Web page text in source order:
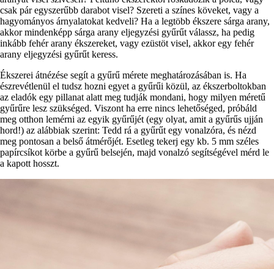
csak pár egyszerűbb darabot visel? Szereti a színes köveket, vagy a
hagyományos árnyalatokat kedveli? Ha a legtöbb ékszere sárga arany,
akkor mindenképp sárga arany eljegyzési gyűrűt válassz, ha pedig
inkább fehér arany ékszereket, vagy ezüstöt visel, akkor egy fehér
arany eljegyzési gyűrűt keress.
Ékszerei átnézése segít a gyűrű mérete meghatározásában is. Ha
észrevétlenül el tudsz hozni egyet a gyűrűi közül, az ékszerboltokban
az eladók egy pillanat alatt meg tudják mondani, hogy milyen méretű
gyűrűre lesz szükséged. Viszont ha erre nincs lehetőséged, próbáld
meg otthon lemérni az egyik gyűrűjét (egy olyat, amit a gyűrűs ujján
hord!) az alábbiak szerint: Tedd rá a gyűrűt egy vonalzóra, és nézd
meg pontosan a belső átmérőjét. Esetleg tekerj egy kb. 5 mm széles
papírcsíkot körbe a gyűrű belsején, majd vonalzó segítségével mérd le
a kapott hosszt.